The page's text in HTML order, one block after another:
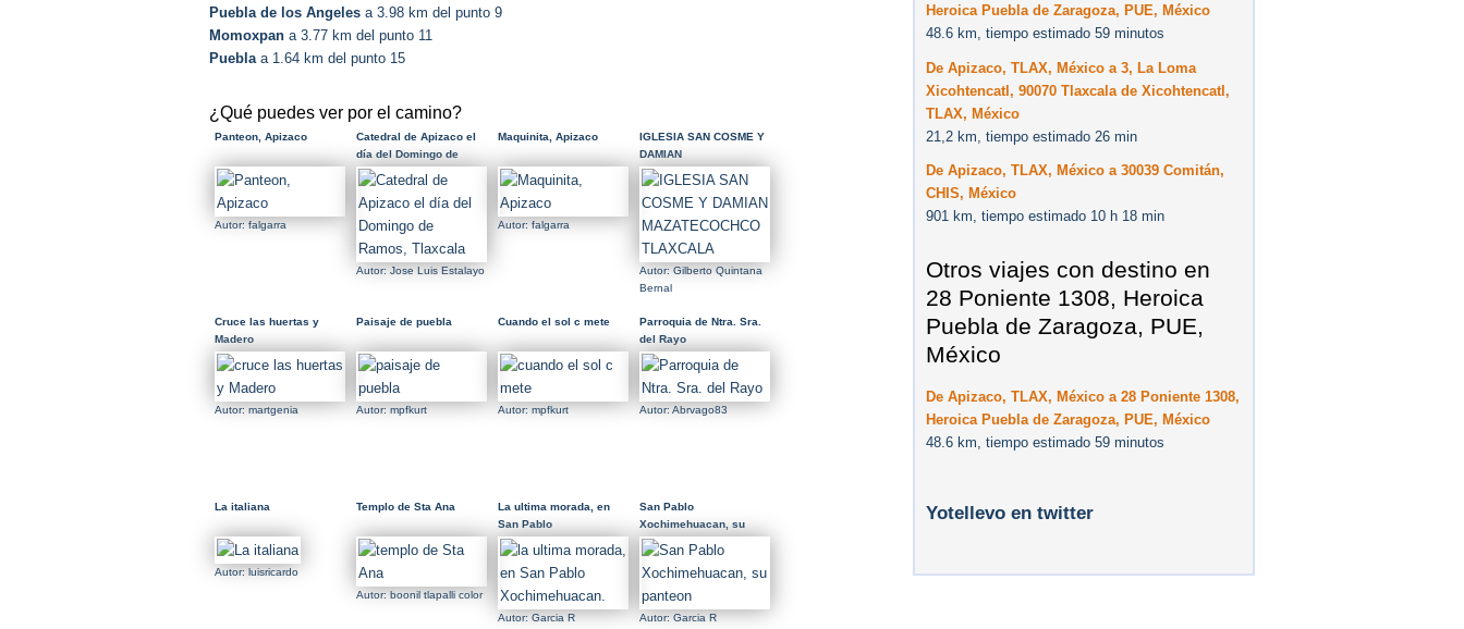
Puebla de los Angeles a 3.98 km del punto 9
Momoxpan a 3.77 km del punto 11
Pueblaa 1.64 km del punto 15
¿Qué puedes ver por el camino?
Panteon, Apizaco
Autor: falgarra
Catedral de Apizaco el
día del Domingo de
Ramos, Tlaxcala
Autor: Jose Luis Estalayo
Maquinita, Apizaco
Autor: falgarra
IGLESIA SAN COSME Y
DAMIAN
MAZATECOCHCO
TLAXCALA
Autor: Gilberto Quintana
Bernal
Cruce las huertas y
Madero
Autor: martgenia
Paisaje de puebla
Autor: mpfkurt
Cuando el sol c mete
Autor: mpfkurt
Parroquia de Ntra. Sra.
del Rayo
Autor: Abrvago83
La italiana
Autor: luisricardo
Templo de Sta Ana
Autor: boonil tlapalli color
La ultima morada, en
San Pablo
Xochimehuacan.
Autor: Garcia R
San Pablo
Xochimehuacan, su
panteon
Autor: Garcia R
Heroica Puebla de Zaragoza, PUE, México
48.6 km, tiempo estimado 59 minutos
De Apizaco, TLAX, México a 3, La Loma
Xicohtencatl, 90070 Tlaxcala de Xicohtencatl,
TLAX, México
21,2 km, tiempo estimado 26 min
De Apizaco, TLAX, México a 30039 Comitán,
CHIS, México
901 km, tiempo estimado 10 h 18 min
Otros viajes con destino en
28 Poniente 1308, Heroica
Puebla de Zaragoza, PUE,
México
De Apizaco, TLAX, México a 28 Poniente 1308,
Heroica Puebla de Zaragoza, PUE, México
48.6 km, tiempo estimado 59 minutos
Yotellevo en twitter